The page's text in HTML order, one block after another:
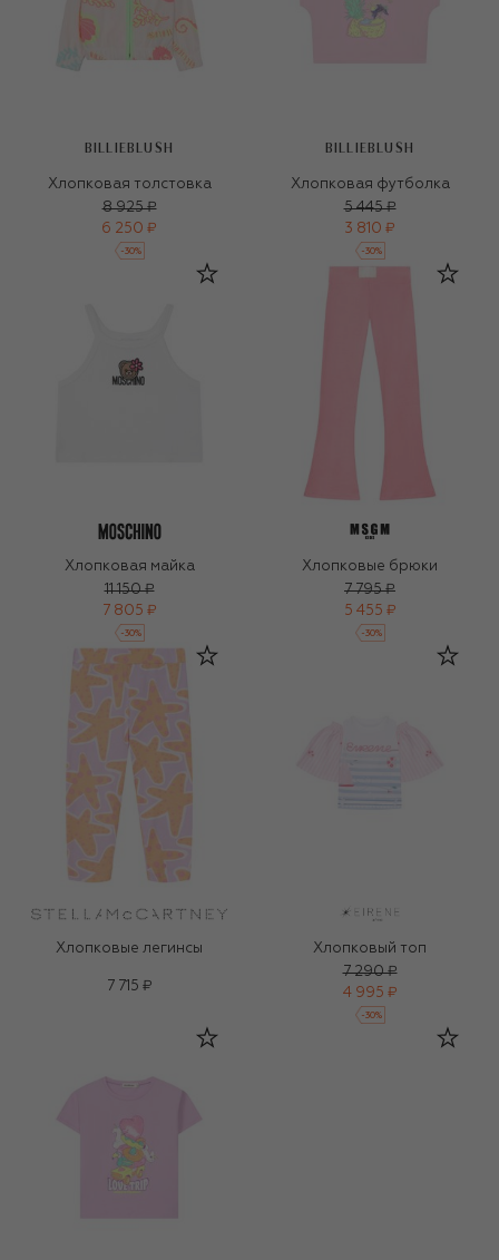
BILLIEBLUSH
Хлопковая толстовка
8 925 ₽
6 250 ₽
-30%
BILLIEBLUSH
Хлопковая футболка
5 445 ₽
3 810 ₽
-30%
Хлопковая майка
11 150 ₽
7 805 ₽
-30%
Хлопковые брюки
7 795 ₽
5 455 ₽
-30%
Хлопковые легинсы
7 715 ₽
Хлопковый топ
7 290 ₽
4 995 ₽
-30%